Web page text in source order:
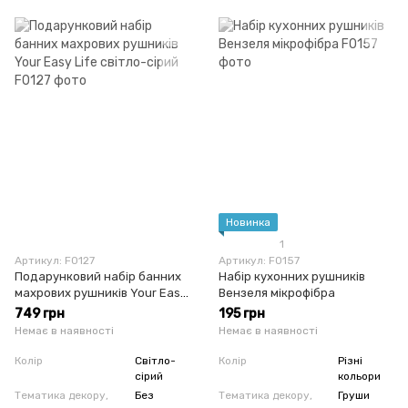
Артикул: F0127
Подарунковий набір банних
махрових рушників Your Easy
Life світло-сірий
749 грн
Немає в наявності
Колір
Світло-
сірий
Тематика декору,
Без
Новинка
1
Артикул: F0157
Набір кухонних рушників
Вензеля мікрофібра
195 грн
Немає в наявності
Колір
Різні
кольори
Тематика декору,
Груши